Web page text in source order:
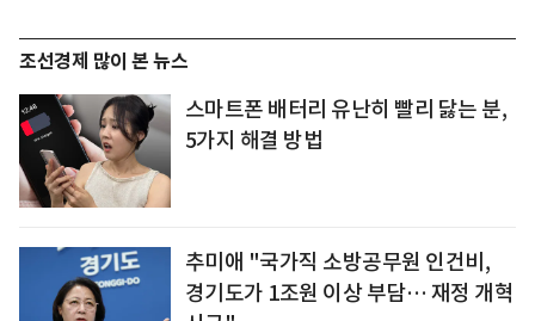
조선경제 많이 본 뉴스
스마트폰 배터리 유난히 빨리 닳는 분,
5가지 해결 방법
추미애 "국가직 소방공무원 인건비,
경기도가 1조원 이상 부담… 재정 개혁